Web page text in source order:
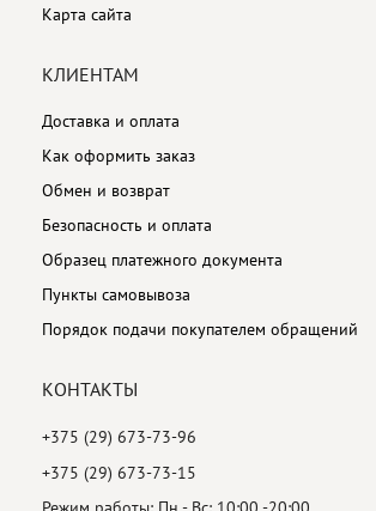
Карта сайта
КЛИЕНТАМ
Доставка и оплата
Как оформить заказ
Обмен и возврат
Безопасность и оплата
Образец платежного документа
Пункты самовывоза
Порядок подачи покупателем обращений
КОНТАКТЫ
+375 (29) 673-73-96
+375 (29) 673-73-15